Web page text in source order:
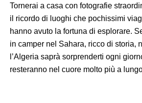
Tornerai a casa con fotografie
il ricordo di luoghi che pochissimi
hanno avuto la fortuna di esplorare.
in camper nel Sahara, ricco di storia,
l’Algeria saprà sorprenderti ogni
resteranno nel cuore molto più a